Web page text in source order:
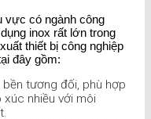
vực có ngành công
inox rất lớn trong
thiết bị công nghiệp
đây gồm:
bền tương đối, phù hợp
nhiều với môi